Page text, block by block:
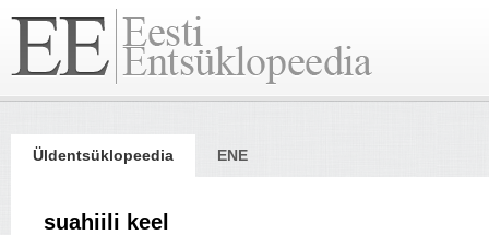
Üldentsüklopeedia ENE
suahiili keel